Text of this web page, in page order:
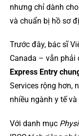
nhưng chỉ dành
và chuẩn bị hồ sơ
Trước đây, bác sĩ
Canada – vẫn phải
Express Entry
Services rộng hơn,
nhiều ngành y tế
Với danh mục